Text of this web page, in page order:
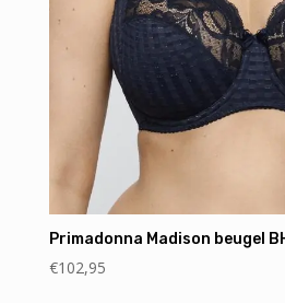
Primadonna Madison beugel
€102,95